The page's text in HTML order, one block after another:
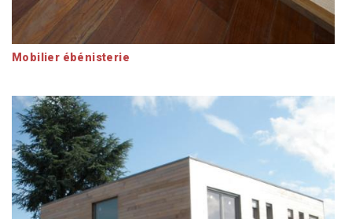
Mobilier ébénisterie